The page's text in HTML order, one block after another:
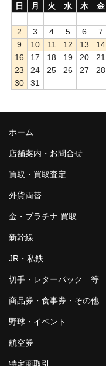
日
月 火 水 木 金
2
3 4 5 6 7
9
10 11 12 13 14
16
17 18 19 20 21
23
24 25 26 27 28
30
31
ホーム
店舗案内・お問合せ
買取・買取査定
外貨両替
金・プラチナ 買取
新幹線
JR・私鉄
切手・レターパック 等
商品券・食事券・その他
野球・イベント
航空券
特定商取引